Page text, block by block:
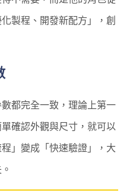
製程、開發新配方」，創
都完全一致，理論上第一
確認外觀與尺寸，就可以
」變成「快速驗證」，大